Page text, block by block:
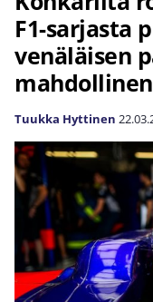
F1-sarjasta
venäläisen
mahdollinen
Tuukka Hyttinen